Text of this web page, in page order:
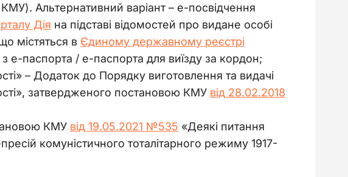
КМУ). Альтернативний варіант – е-посвідчення
Дія на підставі відомостей про видане особі
містяться в Єдиному державному реєстрі
е-паспорта / е-паспорта для виїзду за кордон;
– Додаток до Порядку виготовлення та видачі
затвердженого постановою КМУ від 28.02.2018
КМУ від 19.05.2021 №535 «Деякі питання
комуністичного тоталітарного режиму 1917-